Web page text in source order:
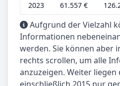
2023
61.557 €
Aufgrund der Vielzahl
Informationen
werden. Sie können aber
rechts scrollen, um alle
anzuzeigen. Weiter liegen